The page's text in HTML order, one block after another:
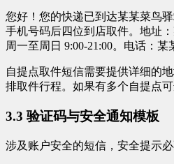
您好！您的快递已到达某某菜鸟
手机号码后四位到店取件。地址
周一至周日 9:00-21:00。电话：某
自提点取件短信需要提供详细的
排取件行程。如果有多个自提点
3.3 验证码与安全通知模板
涉及账户安全的短信，安全提示必